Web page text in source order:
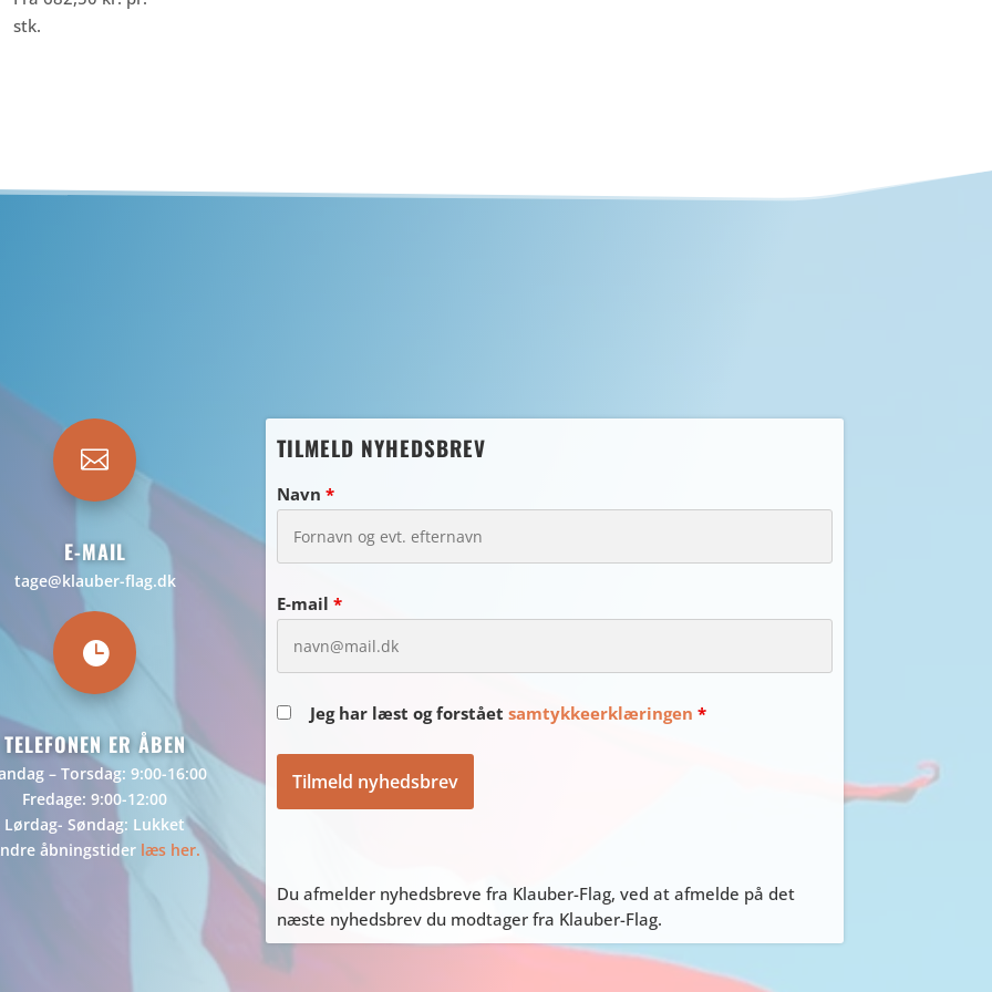
stk.

E-MAIL
tage@klauber-flag.dk

TELEFONEN ER ÅBEN
– Torsdag: 9:00-16:00
Fredage: 9:00-12:00
Lørdag- Søndag: Lukket
åbningstider læs her.
TILMELD NYHEDSBREV
Navn*
E-mail*
Jeg har læst og forståetsamtykkeerklæringen *
Du afmelder nyhedsbreve fra Klauber-Flag, ved at afmelde på det
næste nyhedsbrev du modtager fra Klauber-Flag.